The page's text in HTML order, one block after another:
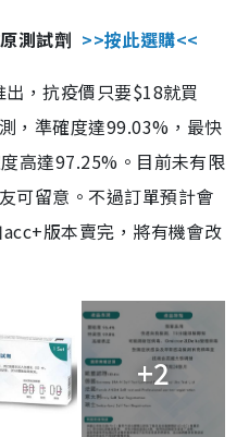
測試劑 >>按此選購<<
，抗疫價只要$18就買
，準確度達99.03%，最快
高達97.25%。目前未有限
可留意。不過訂單預計會
版本賣完，將有機會改
+2